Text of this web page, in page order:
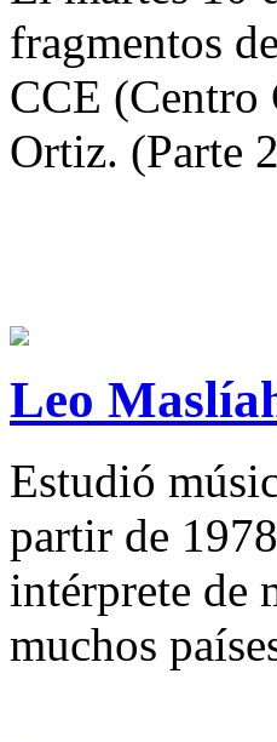
fragmentos
CCE (Centro
Ortiz. (Parte
Leo
Estudió
partir de
intérprete de
muchos